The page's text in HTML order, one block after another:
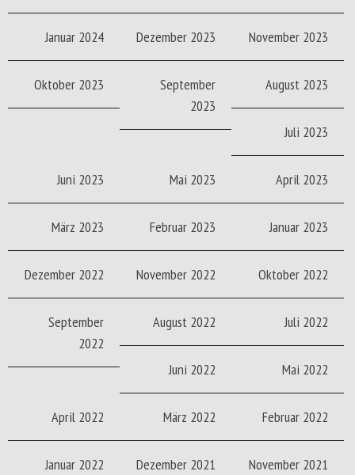
Januar 2024 Dezember 2023 November 2023
Oktober 2023
September
2023
August 2023
Juli 2023
Juni 2023 Mai 2023 April 2023
März 2023 Februar 2023 Januar 2023
Dezember 2022 November 2022 Oktober 2022
September
2022
August 2022 Juli 2022
Juni 2022 Mai 2022
April 2022 März 2022 Februar 2022
Januar 2022 Dezember 2021 November 2021